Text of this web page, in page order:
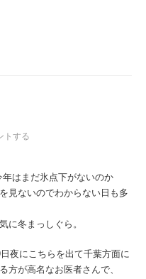
トする
はまだ氷点下がないのか
見ないのでわからない日も多
に冬まっしぐら。
夜にこちらを出て千葉方面に
方が高名なお医者さんで、